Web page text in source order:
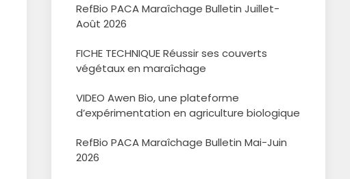
RefBio PACA Maraîchage Bulletin Juillet-
Août 2026
FICHE TECHNIQUE Réussir ses couverts
végétaux en maraîchage
VIDEO Awen Bio, une plateforme
d’expérimentation en agriculture biologique
RefBio PACA Maraîchage Bulletin Mai-Juin
2026